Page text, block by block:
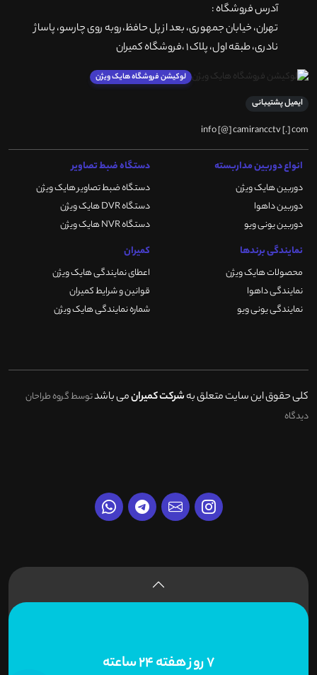
آدرس فروشگاه :
تهران، خيابان جمهوری، بعد از پل حافظ،روبه روی چارسو، پاساژ
نادری، طبقه اول، پلاک 1 ،فروشگاه کمیران
لوکیشن فروشگاه هایک ویژن
ایمیل پشتیبانی
info [@] camirancctv [.] com
انواع دوربین مداربسته
دوربین هایک ویژن
دوربین داهوا
دوربین یونی ویو
دستگاه ضبط تصاویر
دستگاه ضبط تصاویر هایک ویژن
دستگاه DVR هایک ویژن
دستگاه NVR هایک ویژن
نمایندگی برندها
محصولات هایک ویژن
نمایندگی داهوا
نمایندگی یونی ویو
کمیران
اعطای نمایندگی هایک ویژن
قوانین و شرایط کمیران
شماره نمایندگی هایک ویژن
کلی حقوق این سایت متعلق بهشرکت کمیرانمی باشدتوسط گروه طراحان
دیدگاه
7 روز هفته 24 ساعته